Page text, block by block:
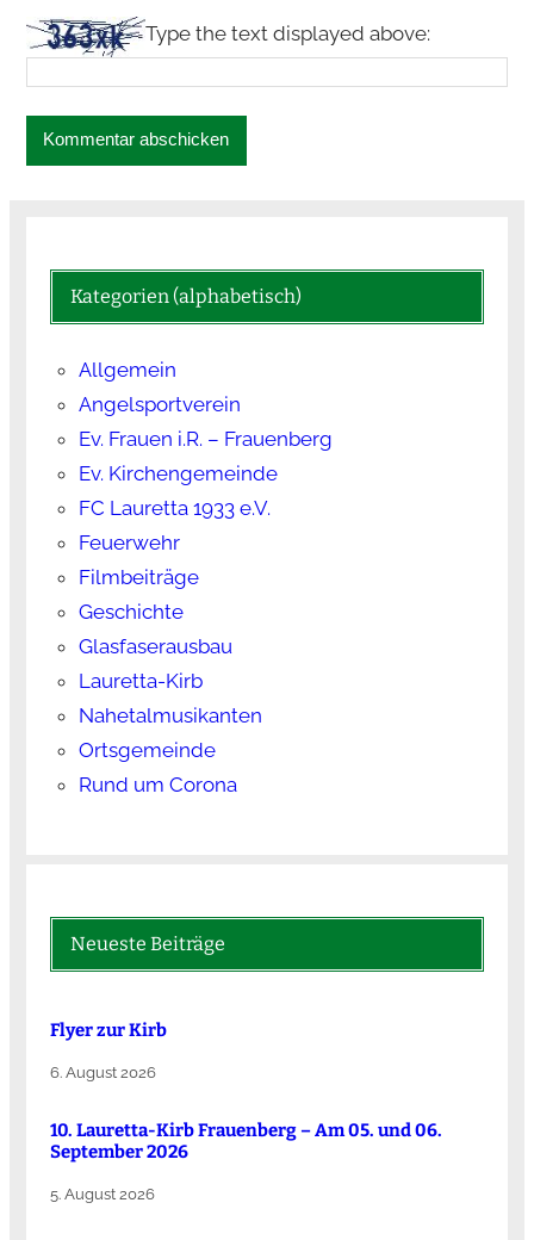
Type the text displayed above:
Kategorien (alphabetisch)
Allgemein
Angelsportverein
Ev. Frauen i.R. – Frauenberg
Ev. Kirchengemeinde
FC Lauretta 1933 e.V.
Feuerwehr
Filmbeiträge
Geschichte
Glasfaserausbau
Lauretta-Kirb
Nahetalmusikanten
Ortsgemeinde
Rund um Corona
Neueste Beiträge
Flyer zur Kirb
6. August 2026
10. Lauretta-Kirb Frauenberg – Am 05. und 06.
September 2026
5. August 2026